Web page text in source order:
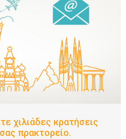
χιλιάδες κρατήσεις
πρακτορείο.​